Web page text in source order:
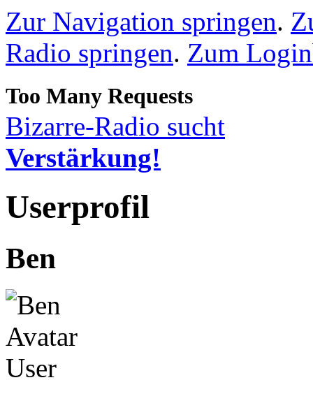
Zur Navigation springen.
Radio springen. Zum
Bizarre-Radio sucht
Verstärkung!
Userprofil
Ben
User